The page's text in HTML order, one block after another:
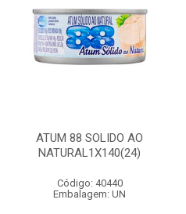
ATUM 88 SOLIDO AO
NATURAL1X140(24)
Código: 40440
Embalagem: UN